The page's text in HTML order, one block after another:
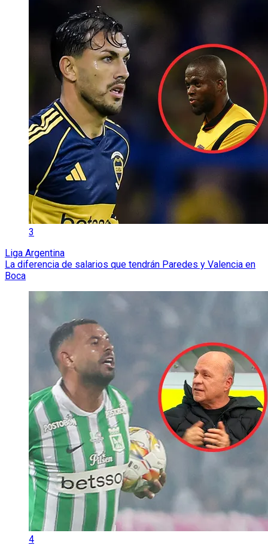
3
Liga Argentina
La diferencia de salarios que tendrán Paredes y Valencia en
Boca
4